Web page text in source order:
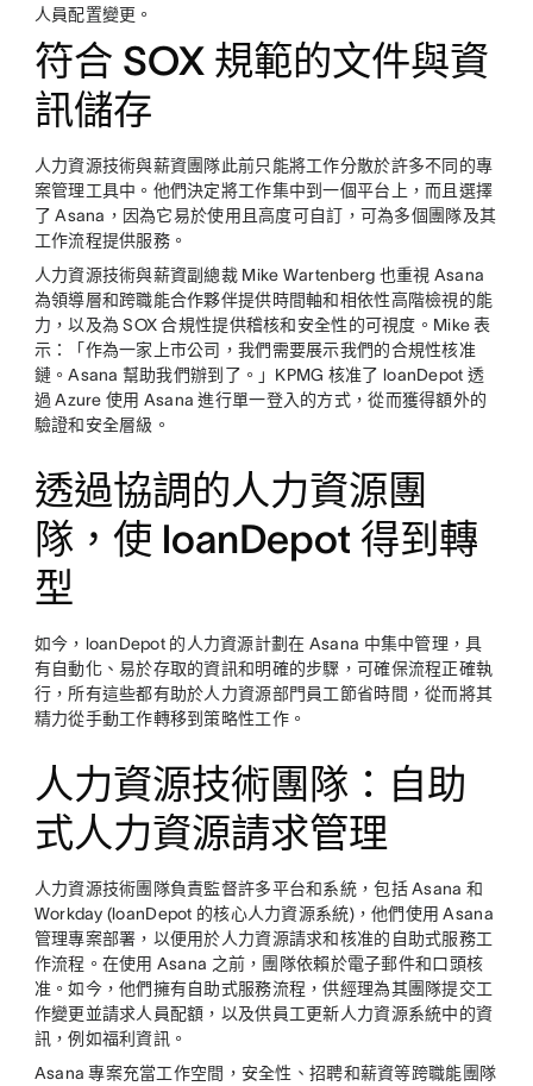
人員配置變更。
符合 SOX 規範的文件與資
訊儲存
人力資源技術與薪資團隊此前只能將工作分散於許多不同的專
案管理工具中。他們決定將工作集中到一個平台上，而且選擇
了 Asana，因為它易於使用且高度可自訂，可為多個團隊及其
工作流程提供服務。
人力資源技術與薪資副總裁 Mike Wartenberg 也重視 Asana
為領導層和跨職能合作夥伴提供時間軸和相依性高階檢視的能
力，以及為 SOX 合規性提供稽核和安全性的可視度。Mike 表
示：「作為一家上市公司，我們需要展示我們的合規性核准
鏈。Asana 幫助我們辦到了。」KPMG 核准了 loanDepot 透
過 Azure 使用 Asana 進行單一登入的方式，從而獲得額外的
驗證和安全層級。
透過協調的人力資源團
隊，使 loanDepot 得到轉
型
如今，loanDepot 的人力資源計劃在 Asana 中集中管理，具
有自動化、易於存取的資訊和明確的步驟，可確保流程正確執
行，所有這些都有助於人力資源部門員工節省時間，從而將其
精力從手動工作轉移到策略性工作。
人力資源技術團隊：自助
式人力資源請求管理
人力資源技術團隊負責監督許多平台和系統，包括 Asana 和
Workday (loanDepot 的核心人力資源系統)，他們使用 Asana
管理專案部署，以便用於人力資源請求和核准的自助式服務工
作流程。在使用 Asana 之前，團隊依賴於電子郵件和口頭核
准。如今，他們擁有自助式服務流程，供經理為其團隊提交工
作變更並請求人員配額，以及供員工更新人力資源系統中的資
訊，例如福利資訊。
Asana 專案充當工作空間，安全性、招聘和薪資等跨職能團隊